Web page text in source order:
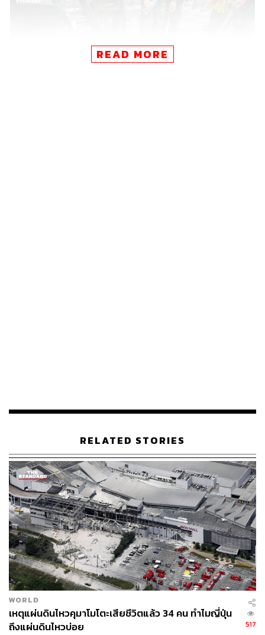
TAGS: แผ่นดินไหว สุนัขกู้ภัย
สุนัขทหาร
แผ่นดินไหวในไทย
SAR DOG
338
READ MORE
RELATED STORIES
WORLD
เหตุแผ่นดินไหวคุมาโมโตะเสียชีวิตแล้ว 34 คน ทำไมญี่ปุ่น
ถึงแผ่นดินไหวบ่อย
517